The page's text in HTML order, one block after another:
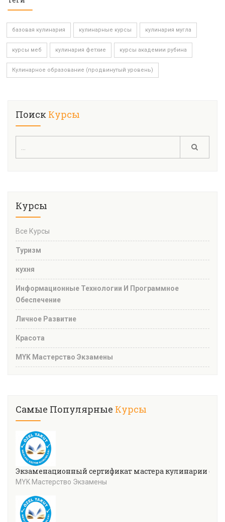
базовая кулинария кулинарные курсы кулинария мугла
курсы меб кулинария фетхие курсы академии рубина
Кулинарное образование (продвинутый уровень)
Поиск Курсы
Курсы
Все Курсы
Туризм
кухня
Информационные Технологии И Программное
Обеспечение
Личное Развитие
Красота
MYK Мастерство Экзамены
Самые Популярные Курсы
Экзаменационный сертификат мастера кулинарии
MYK Мастерство Экзамены